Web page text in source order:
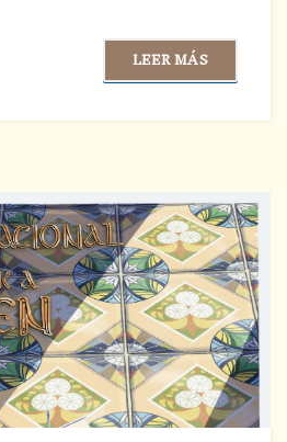
LEER MÁS